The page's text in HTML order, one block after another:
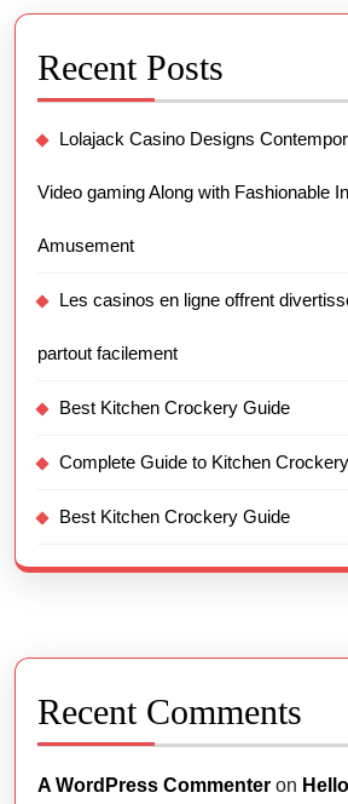
Recent Posts
Lolajack Casino Designs
Video gaming Along with Fashionable
Amusement
Les casinos en ligne offrent
partout facilement
Best Kitchen Crockery Guide
Complete Guide to Kitchen Crockery
Best Kitchen Crockery Guide
Recent Comments
A WordPress Commenter on